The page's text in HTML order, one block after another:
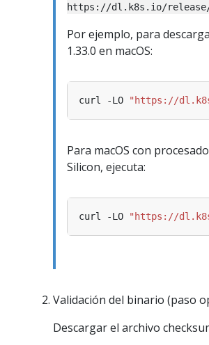
https://dl.k8s.io/
Por ejemplo, para
1.33.0 en macOS:
curl -LO "https://
Para macOS con
Silicon, ejecuta:
curl -LO "https://
Validación del binario (paso
Descargar el archivo